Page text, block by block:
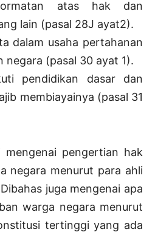
atas hak dan
lain (pasal 28J ayat2).
dalam usaha pertahanan
negara (pasal 30 ayat 1).
pendidikan dasar dan
membiayainya (pasal 31
pengertian hak
negara menurut para ahli
juga mengenai apa
warga negara menurut
tertinggi yang ada